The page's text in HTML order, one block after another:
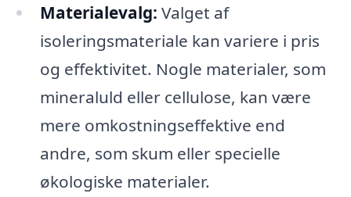
Materialevalg: Valget af
isoleringsmateriale kan variere i pris
og effektivitet. Nogle materialer, som
mineraluld eller cellulose, kan være
mere omkostningseffektive end
andre, som skum eller specielle
økologiske materialer.